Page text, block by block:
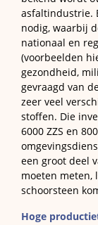
asfaltindustrie.
nodig, waarbij
nationaal en
(voorbeelden
gezondheid,
gevraagd van
zeer veel
stoffen. Die
6000 ZZS en
een groot deel
moeten meten,
schoorsteen
Hoge